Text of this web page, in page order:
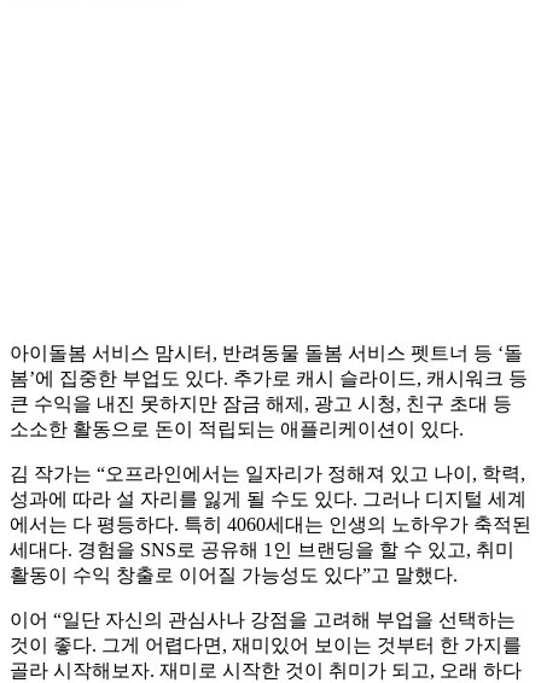
아이돌봄 서비스 맘시터, 반려동물 돌봄 서비스 펫트너 등 ‘돌
봄’에 집중한 부업도 있다. 추가로 캐시 슬라이드, 캐시워크 등
큰 수익을 내진 못하지만 잠금 해제, 광고 시청, 친구 초대 등
소소한 활동으로 돈이 적립되는 애플리케이션이 있다.
김 작가는 “오프라인에서는 일자리가 정해져 있고 나이, 학력,
성과에 따라 설 자리를 잃게 될 수도 있다. 그러나 디지털 세계
에서는 다 평등하다. 특히 4060세대는 인생의 노하우가 축적된
세대다. 경험을 SNS로 공유해 1인 브랜딩을 할 수 있고, 취미
활동이 수익 창출로 이어질 가능성도 있다”고 말했다.
이어 “일단 자신의 관심사나 강점을 고려해 부업을 선택하는
것이 좋다. 그게 어렵다면, 재미있어 보이는 것부터 한 가지를
골라 시작해보자. 재미로 시작한 것이 취미가 되고, 오래 하다